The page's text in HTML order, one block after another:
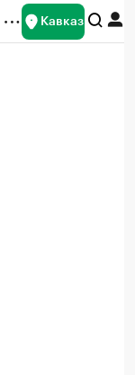
Кавказ